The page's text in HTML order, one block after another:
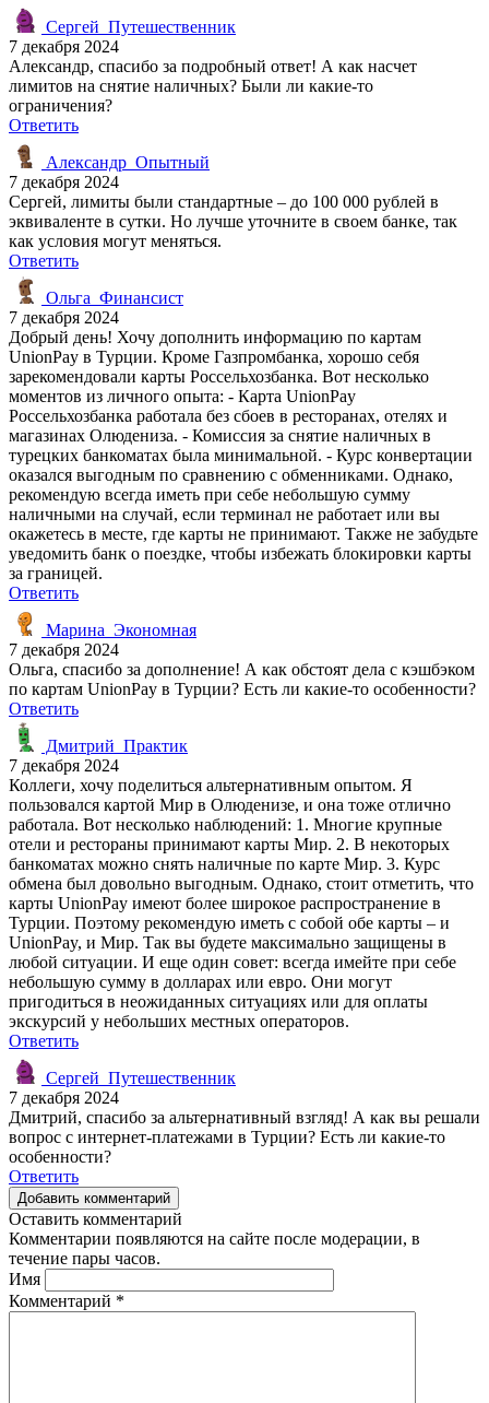
Сергей_Путешественник
7 декабря 2024
Александр, спасибо за подробный ответ! А как насчет
лимитов на снятие наличных? Были ли какие-то
ограничения?
Ответить
Александр_Опытный
7 декабря 2024
Сергей, лимиты были стандартные – до 100 000 рублей в
эквиваленте в сутки. Но лучше уточните в своем банке, так
как условия могут меняться.
Ответить
Ольга_Финансист
7 декабря 2024
Добрый день! Хочу дополнить информацию по картам
UnionPay в Турции. Кроме Газпромбанка, хорошо себя
зарекомендовали карты Россельхозбанка. Вот несколько
моментов из личного опыта: - Карта UnionPay
Россельхозбанка работала без сбоев в ресторанах, отелях и
магазинах Олюдениза. - Комиссия за снятие наличных в
турецких банкоматах была минимальной. - Курс конвертации
оказался выгодным по сравнению с обменниками. Однако,
рекомендую всегда иметь при себе небольшую сумму
наличными на случай, если терминал не работает или вы
окажетесь в месте, где карты не принимают. Также не забудьте
уведомить банк о поездке, чтобы избежать блокировки карты
за границей.
Ответить
Марина_Экономная
7 декабря 2024
Ольга, спасибо за дополнение! А как обстоят дела с кэшбэком
по картам UnionPay в Турции? Есть ли какие-то особенности?
Ответить
Дмитрий_Практик
7 декабря 2024
Коллеги, хочу поделиться альтернативным опытом. Я
пользовался картой Мир в Олюденизе, и она тоже отлично
работала. Вот несколько наблюдений: 1. Многие крупные
отели и рестораны принимают карты Мир. 2. В некоторых
банкоматах можно снять наличные по карте Мир. 3. Курс
обмена был довольно выгодным. Однако, стоит отметить, что
карты UnionPay имеют более широкое распространение в
Турции. Поэтому рекомендую иметь с собой обе карты – и
UnionPay, и Мир. Так вы будете максимально защищены в
любой ситуации. И еще один совет: всегда имейте при себе
небольшую сумму в долларах или евро. Они могут
пригодиться в неожиданных ситуациях или для оплаты
экскурсий у небольших местных операторов.
Ответить
Сергей_Путешественник
7 декабря 2024
Дмитрий, спасибо за альтернативный взгляд! А как вы решали
вопрос с интернет-платежами в Турции? Есть ли какие-то
особенности?
Ответить
Добавить комментарий
Оставить комментарий
Комментарии появляются на сайте после модерации, в
течение пары часов.
Имя
Комментарий *